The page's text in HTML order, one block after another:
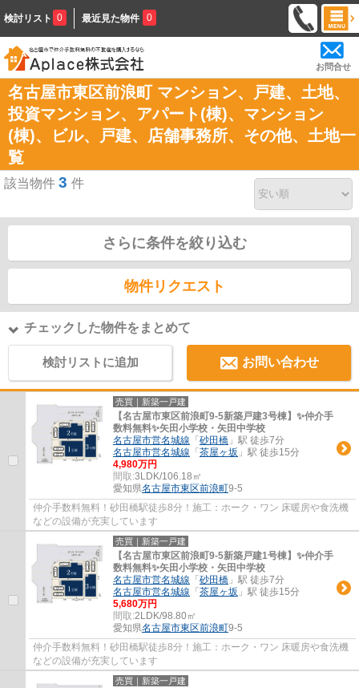
検討リスト 0 最近見た物件 0
お問合せ
名古屋市東区前浪町 マンション、戸建、土地、
投資マンション、アパート(棟)、マンション
(棟)、ビル、戸建、店舗事務所、その他、土地一
覧
該当物件 3 件
さらに条件を絞り込む
物件リクエスト
チェックした物件をまとめて
検討リストに追加 お問い合わせ
売買｜新築一戸建
【名古屋市東区前浪町9-5新築戸建3号棟】✨️仲介手
数料無料✨️矢田小学校・矢田中学校
名古屋市営名城線 「 砂田橋 」駅 徒歩7分
名古屋市営名城線 「 茶屋ヶ坂 」駅 徒歩15分
4,980万円
間取:3LDK/106.18㎡
愛知県名古屋市東区前浪町9-5
仲介手数料無料！砂田橋駅徒歩8分！施工：ホーク・ワン 床暖房や食洗機
などの設備が充実しています
売買｜新築一戸建
【名古屋市東区前浪町9-5新築戸建1号棟】✨️仲介手
数料無料✨️矢田小学校・矢田中学校
名古屋市営名城線 「 砂田橋 」駅 徒歩7分
名古屋市営名城線 「 茶屋ヶ坂 」駅 徒歩15分
5,680万円
間取:2LDK/98.80㎡
愛知県名古屋市東区前浪町9-5
仲介手数料無料！砂田橋駅徒歩8分！施工：ホーク・ワン 床暖房や食洗機
などの設備が充実しています
売買｜新築一戸建